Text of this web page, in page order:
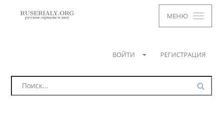
МЕНЮ
ВОЙТИ РЕГИСТРАЦИЯ